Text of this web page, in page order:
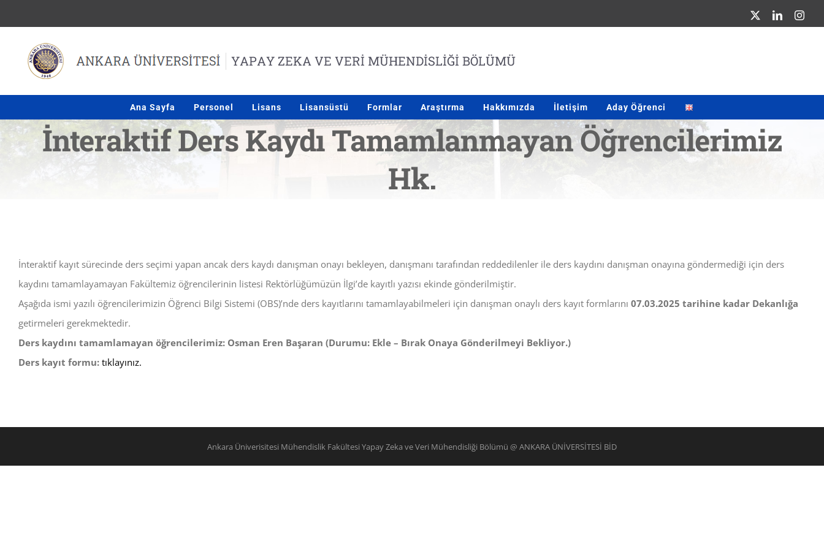
to
content
LinkedIn
Ana Sayfa Personel Lisans Lisansüstü Formlar Araştırma Hakkımızda İletişim Aday Öğrenci
İnteraktif Ders Kaydı Tamamlanmayan Öğrencilerimiz
Hk.
İnteraktif kayıt sürecinde ders seçimi yapan ancak ders kaydı danışman onayı bekleyen, danışmanı tarafından reddedilenler ile ders kaydını danışman onayına göndermediği için ders
kaydını tamamlayamayan Fakültemiz öğrencilerinin listesi Rektörlüğümüzün İlgi’de kayıtlı yazısı ekinde gönderilmiştir.
Aşağıda ismi yazılı öğrencilerimizin Öğrenci Bilgi Sistemi (OBS)’nde ders kayıtlarını tamamlayabilmeleri için danışman onaylı ders kayıt formlarını 07.03.2025 tarihine kadar Dekanlığa
getirmeleri gerekmektedir.
Ders kaydını tamamlamayan öğrencilerimiz: Osman Eren Başaran (Durumu: Ekle – Bırak Onaya Gönderilmeyi Bekliyor.)
Ders kayıt formu: tıklayınız.
Ankara Üniverisitesi Mühendislik Fakültesi Yapay Zeka ve Veri Mühendisliği Bölümü @ ANKARA ÜNİVERSİTESİ BİD